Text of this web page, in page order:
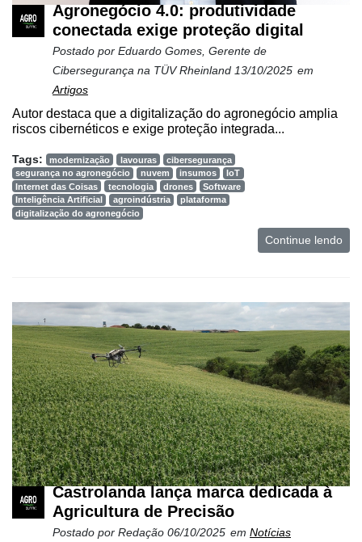
Agronegócio 4.0: produtividade
conectada exige proteção digital
Postado por Eduardo Gomes, Gerente de
Cibersegurança na TÜV Rheinland 13/10/2025 em
Artigos
Autor destaca que a digitalização do agronegócio amplia
riscos cibernéticos e exige proteção integrada...
Tags: modernização lavouras
cibersegurança
segurança no agronegócio
nuvem insumos
IoT
Internet das Coisas
tecnologia drones
Software
Inteligência Artificial
agroindústria
plataforma
digitalização do agronegócio
Continue lendo
Castrolanda lança marca dedicada à
Agricultura de Precisão
Postado por Redação 06/10/2025 em Notícias